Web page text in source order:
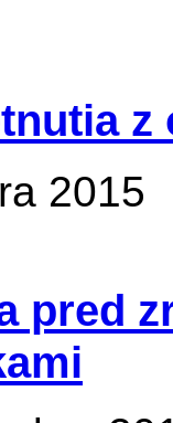
z
2015
pred